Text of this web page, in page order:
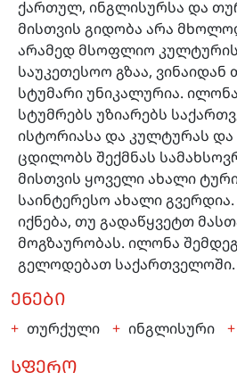
ქართულ, ინგლისურსა და
მისთვის გიდობა არა
არამედ მსოფლიო კულტურის
საუკეთესოო გზაა,
სტუმარი უნიკალურია.
სტუმრებს უზიარებს
ისტორიასა და კულტურას
ცდილობს შექმნას
მისთვის ყოველი ახალი
საინტერესო ახალი
იქნება, თუ გადაწყვეტთ
მოგზაურობას. ილონა
გელოდებათ საქართველოში.
ᲔᲜᲔᲑᲘ
თურქული ინგლისური
ᲡᲤᲔᲠᲝ